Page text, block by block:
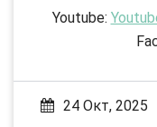
Youtube:
24 Окт, 2025